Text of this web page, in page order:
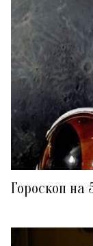
Гороскоп на